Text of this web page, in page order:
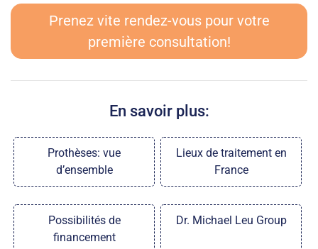
Prenez vite rendez-vous pour votre
première consultation!
En savoir plus:
Prothèses: vue
d’ensemble
Lieux de traitement en
France
Possibilités de
financement
Dr. Michael Leu Group